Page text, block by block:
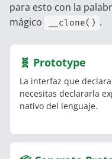
para esto con la
mágico
__clone() .
🧬 Prototype
La interfaz que
necesitas declararla
nativo del lenguaje.